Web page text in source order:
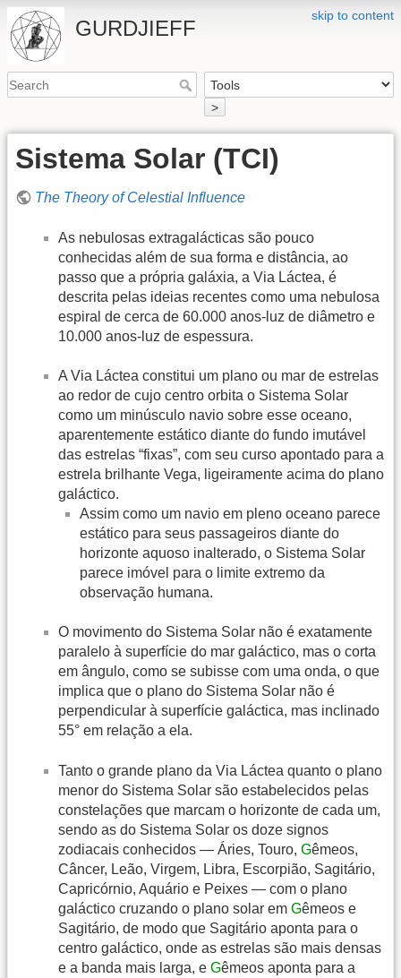
skip to content
GURDJIEFF
>
Sistema Solar (TCI)
The Theory of Celestial Influence
As nebulosas extragalácticas são pouco
conhecidas além de sua forma e distância, ao
passo que a própria galáxia, a Via Láctea, é
descrita pelas ideias recentes como uma nebulosa
espiral de cerca de 60.000 anos-luz de diâmetro e
10.000 anos-luz de espessura.
A Via Láctea constitui um plano ou mar de estrelas
ao redor de cujo centro orbita o Sistema Solar
como um minúsculo navio sobre esse oceano,
aparentemente estático diante do fundo imutável
das estrelas “fixas”, com seu curso apontado para a
estrela brilhante Vega, ligeiramente acima do plano
galáctico.
Assim como um navio em pleno oceano parece
estático para seus passageiros diante do
horizonte aquoso inalterado, o Sistema Solar
parece imóvel para o limite extremo da
observação humana.
O movimento do Sistema Solar não é exatamente
paralelo à superfície do mar galáctico, mas o corta
em ângulo, como se subisse com uma onda, o que
implica que o plano do Sistema Solar não é
perpendicular à superfície galáctica, mas inclinado
55° em relação a ela.
Tanto o grande plano da Via Láctea quanto o plano
menor do Sistema Solar são estabelecidos pelas
constelações que marcam o horizonte de cada um,
sendo as do Sistema Solar os doze signos
zodiacais conhecidos — Áries, Touro, Gêmeos,
Câncer, Leão, Virgem, Libra, Escorpião, Sagitário,
Capricórnio, Aquário e Peixes — com o plano
galáctico cruzando o plano solar em Gêmeos e
Sagitário, de modo que Sagitário aponta para o
centro galáctico, onde as estrelas são mais densas
e a banda mais larga, e Gêmeos aponta para a